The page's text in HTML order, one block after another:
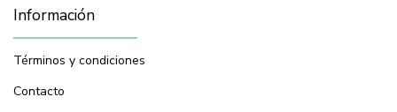
Información
Términos y condiciones
Contacto